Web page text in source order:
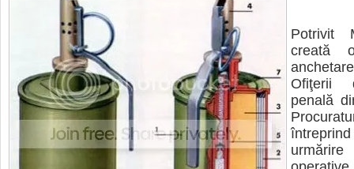
Potrivit
creată
Ofiţerii
penală